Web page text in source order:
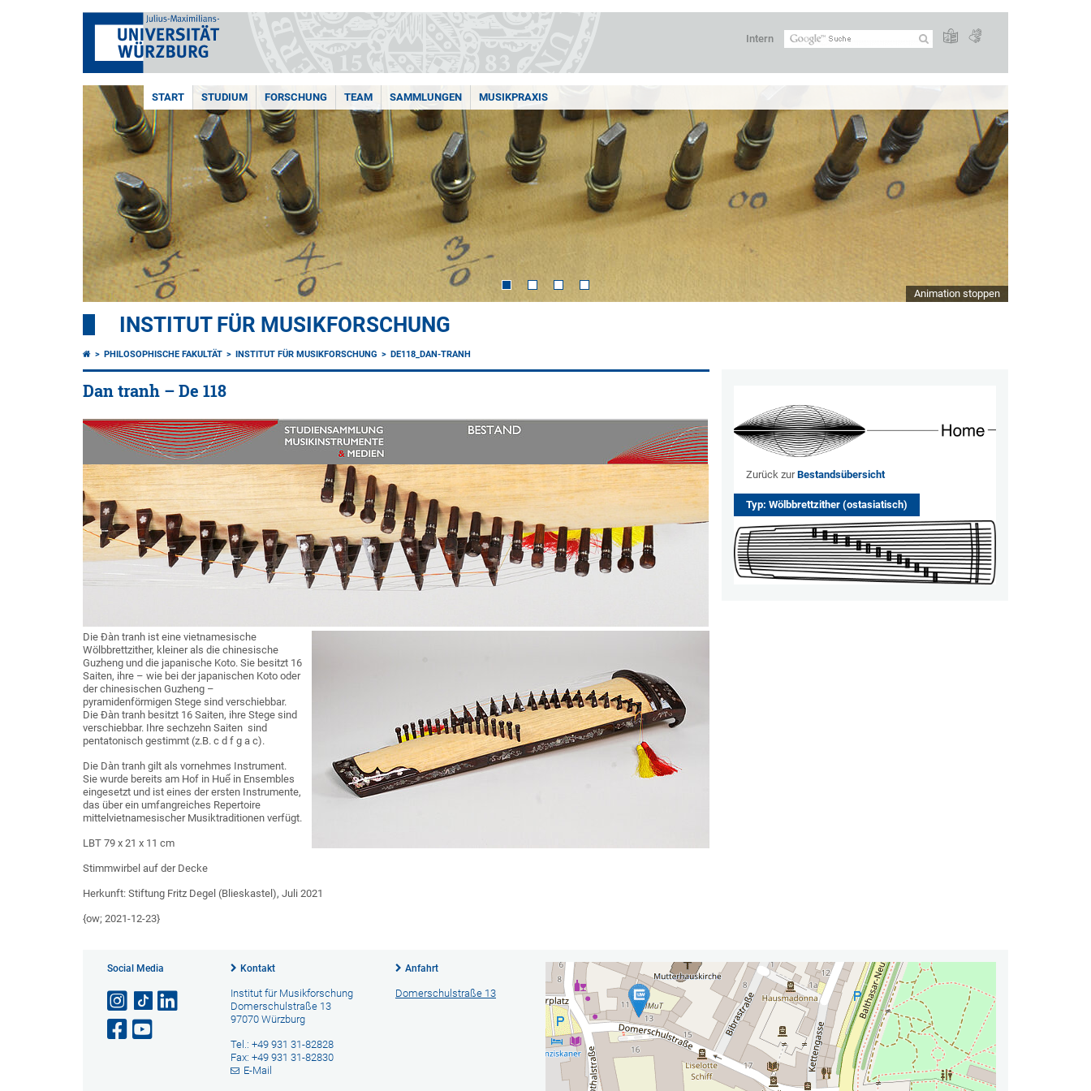
Intern
START STUDIUM FORSCHUNG TEAM SAMMLUNGEN MUSIKPRAXIS
Animation stoppen
INSTITUT FÜR MUSIKFORSCHUNG
PHILOSOPHISCHE FAKULTÄT INSTITUT FÜR MUSIKFORSCHUNG DE118_DAN-TRANH
Dan tranh – De 118
Die Đàn tranh ist eine vietnamesische
Wölbbrettzither, kleiner als die chinesische
Guzheng und die japanische Koto. Sie besitzt 16
Saiten, ihre – wie bei der japanischen Koto oder
der chinesischen Guzheng –
pyramidenförmigen Stege sind verschiebbar.
Die Đàn tranh besitzt 16 Saiten, ihre Stege sind
verschiebbar. Ihre sechzehn Saiten sind
pentatonisch gestimmt (z.B. c d f g a c).
Die Dàn tranh gilt als vornehmes Instrument.
Sie wurde bereits am Hof in Huế in Ensembles
eingesetzt und ist eines der ersten Instrumente,
das über ein umfangreiches Repertoire
mittelvietnamesischer Musiktraditionen verfügt.
LBT 79 x 21 x 11 cm
Stimmwirbel auf der Decke
Herkunft: Stiftung Fritz Degel (Blieskastel), Juli 2021
{ow; 2021-12-23}
Zurück zurBestandsübersicht
Typ: Wölbbrettzither (ostasiatisch)
Social Media Kontakt
Institut für Musikforschung
Domerschulstraße 13
97070 Würzburg
Tel.: +49 931 31-82828
Fax: +49 931 31-82830
E-Mail
Anfahrt
Domerschulstraße 13